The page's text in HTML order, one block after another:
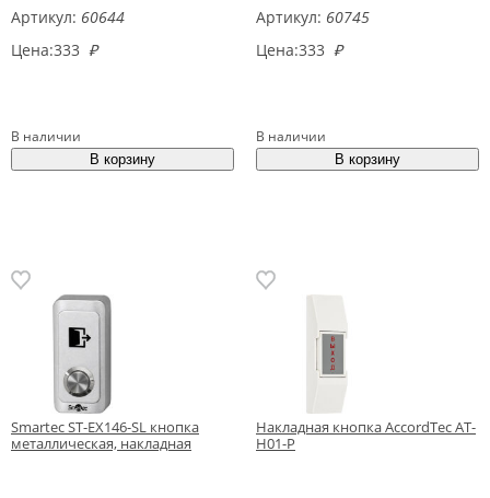
Артикул: 60644
Цена:333 ₽
В наличии
Артикул: 60745
Цена:333 ₽
В наличии
Smartec ST-EX146-SL кнопка
металлическая, накладная
Накладная кнопка AccordTec AT-
H01-P